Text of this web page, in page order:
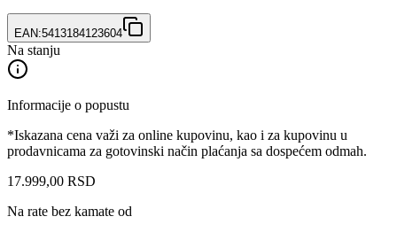
EAN:5413184123604
Na stanju
Informacije o popustu
*Iskazana cena važi za online kupovinu, kao i za kupovinu u
prodavnicama za gotovinski način plaćanja sa dospećem odmah.
17.999,00 RSD
Na rate bez kamate od